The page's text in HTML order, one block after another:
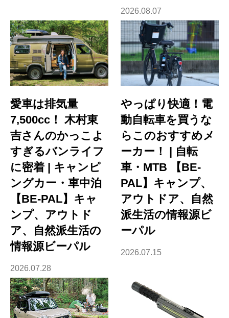
2026.08.07
愛車は排気量
7,500cc！ 木村東
吉さんのかっこよ
すぎるバンライフ
に密着 | キャンピ
ングカー・車中泊
【BE-PAL】キャ
ンプ、アウトド
ア、自然派生活の
情報源ビーパル
2026.07.28
やっぱり快適！電
動自転車を買うな
らこのおすすめメ
ーカー！ | 自転
車・MTB 【BE-
PAL】キャンプ、
アウトドア、自然
派生活の情報源ビ
ーパル
2026.07.15